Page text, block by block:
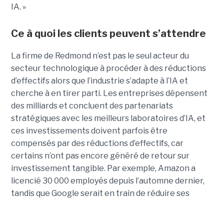
IA. »
Ce à quoi les clients peuvent s’attendre
La firme de Redmond n’est pas le seul acteur du
secteur technologique à procéder à des réductions
d’effectifs alors que l’industrie s’adapte à l’IA et
cherche à en tirer parti. Les entreprises dépensent
des milliards et concluent des partenariats
stratégiques avec les meilleurs laboratoires d’IA, et
ces investissements doivent parfois être
compensés par des réductions d’effectifs, car
certains n’ont pas encore généré de retour sur
investissement tangible. Par exemple, Amazon a
licencié 30 000 employésdepuis l’automne dernier,
tandis que Google serait en train de réduire ses